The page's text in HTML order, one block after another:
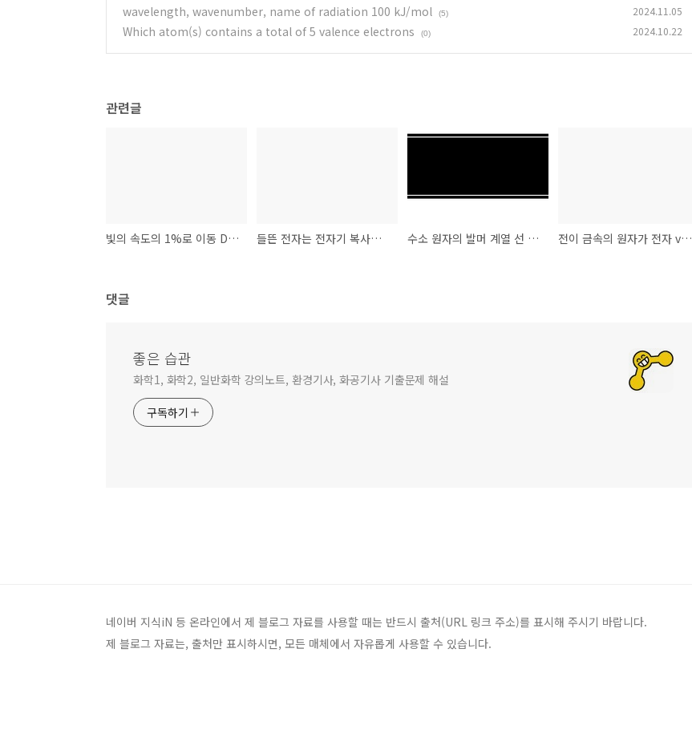
wavelength, wavenumber, name of radiation 100 kJ/mol (5) 2024.11.05
Which atom(s) contains a total of 5 valence electrons (0) 2024.10.22
관련글
빛의 속도의 1%로 이동 De Broglie 파장 1.46×10^(-3) pm 들뜬 전자는 전자기 복사선을 방출하고 바닥상태로 되돌아간다 수소 원자의 발머 계열 선 스펙트럼 전이 금속의 원자가 전자 vs outermost electron shell
댓글
좋은 습관
화학1, 화학2, 일반화학 강의노트, 환경기사, 화공기사 기출문제 해설
구독하기
네이버 지식iN 등 온라인에서 제 블로그 자료를 사용할 때는 반드시 출처(URL 링크 주소)를 표시해 주시기 바랍니다.
제 블로그 자료는, 출처만 표시하시면, 모든 매체에서 자유롭게 사용할 수 있습니다.